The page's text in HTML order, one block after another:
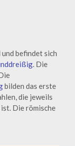
befindet sich
. Die
bilden das erste
die jeweils
Die römische